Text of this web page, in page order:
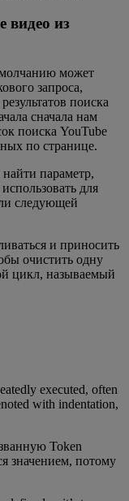
видео из
может
запроса,
поиска
сначала нам
поиска YouTube
по странице.
параметр,
для
следующей
и приносить
очистить одну
цикл, называемый
executed, often
with indentation,
Token
значением, потому